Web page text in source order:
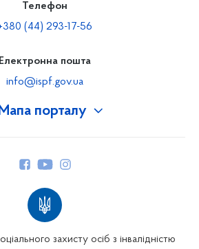
порталу
Телефон
(44) 293-17-56
Електронна пошта
info@ispf.gov.ua
захисту осіб з інвалідністю